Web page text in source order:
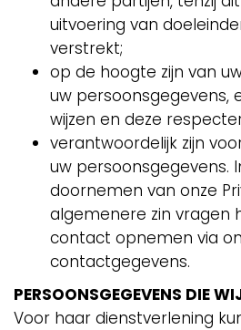
uitvoering van
verstrekt;
op de hoogte zijn van
uw persoonsgegevens,
wijzen en deze
verantwoordelijk zijn
uw persoonsgegevens.
doornemen van onze
algemenere zin vragen
contact opnemen via
contactgegevens.
PERSOONSGEGEVENS DIE
Voor haar dienstverlening